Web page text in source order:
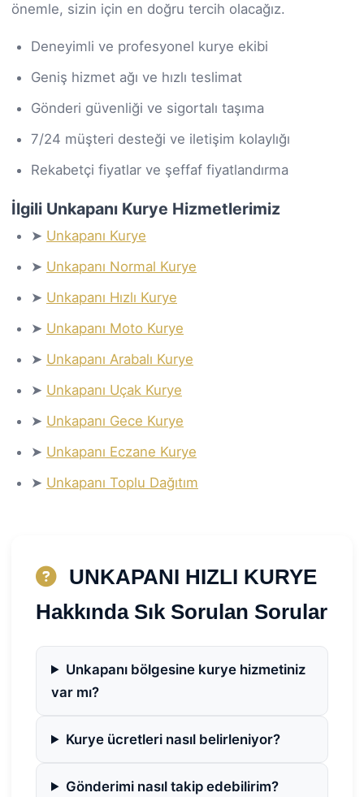
önemle, sizin için en doğru tercih olacağız.
Deneyimli ve profesyonel kurye ekibi
Geniş hizmet ağı ve hızlı teslimat
Gönderi güvenliği ve sigortalı taşıma
7/24 müşteri desteği ve iletişim kolaylığı
Rekabetçi fiyatlar ve şeffaf fiyatlandırma
İlgili Unkapanı Kurye Hizmetlerimiz
➤ Unkapanı Kurye
➤ Unkapanı Normal Kurye
➤ Unkapanı Hızlı Kurye
➤ Unkapanı Moto Kurye
➤ Unkapanı Arabalı Kurye
➤ Unkapanı Uçak Kurye
➤ Unkapanı Gece Kurye
➤ Unkapanı Eczane Kurye
➤ Unkapanı Toplu Dağıtım
UNKAPANI HIZLI KURYE
Hakkında Sık Sorulan Sorular
Unkapanı bölgesine kurye hizmetiniz
var mı?
Kurye ücretleri nasıl belirleniyor?
Gönderimi nasıl takip edebilirim?